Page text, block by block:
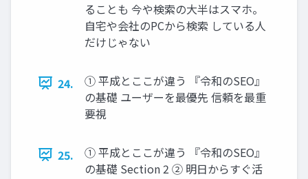
ることも 今や検索の大半はスマホ。
自宅や会社のPCから検索 している人
だけじゃない
24.
① 平成とここが違う 『令和のSEO』
の基礎 ユーザーを最優先 信頼を最重
要視
25.
① 平成とここが違う 『令和のSEO』
の基礎 Section 2 ② 明日からすぐ活